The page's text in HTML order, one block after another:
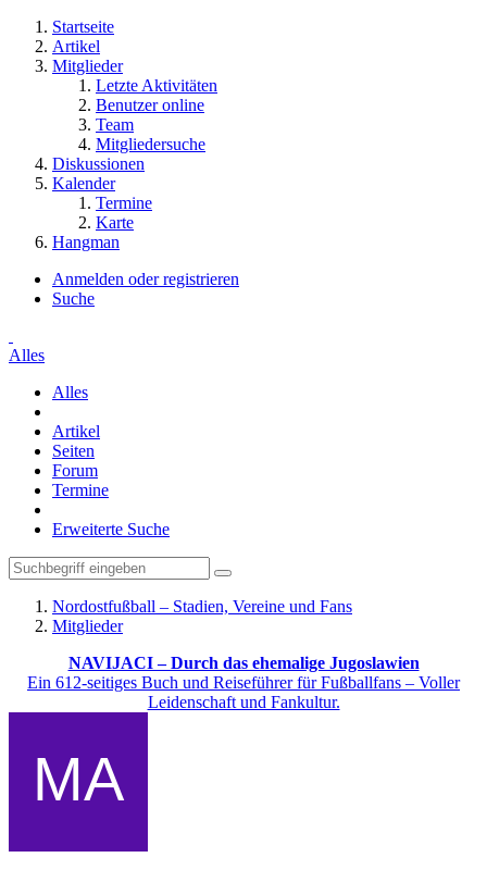
Startseite
Artikel
Mitglieder
Letzte Aktivitäten
Benutzer online
Team
Mitgliedersuche
Diskussionen
Kalender
Termine
Karte
Hangman
Anmelden oder registrieren
Suche
Alles
Alles
Artikel
Seiten
Forum
Termine
Erweiterte Suche
Nordostfußball – Stadien, Vereine und Fans
Mitglieder
NAVIJACI – Durch das ehemalige Jugoslawien
Ein 612-seitiges Buch und Reiseführer für Fußballfans – Voller
Leidenschaft und Fankultur.